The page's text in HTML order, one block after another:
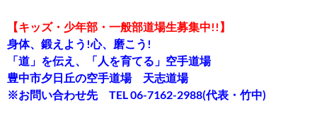
【キッズ・少年部・一般部道場生募集中!!】
身体、鍛えよう!心、磨こう!
「道」を伝え、「人を育てる」空手道場
豊中市夕日丘の空手道場 天志道場
※お問い合わせ先 TEL 06-7162-2988(代表・竹中)